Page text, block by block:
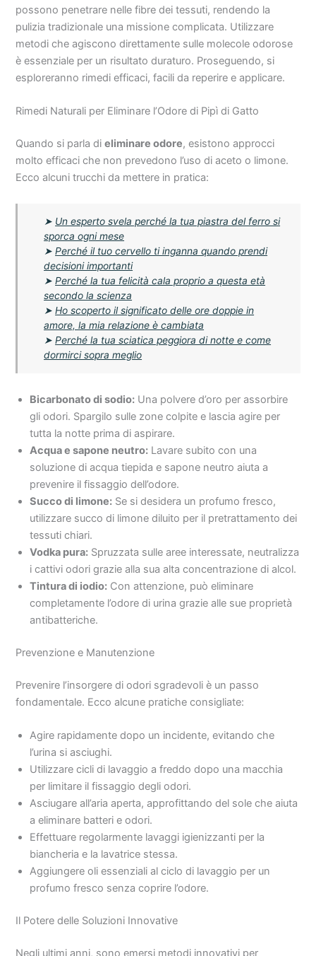
possono penetrare nelle fibre dei tessuti, rendendo la
pulizia tradizionale una missione complicata. Utilizzare
metodi che agiscono direttamente sulle molecole odorose
è essenziale per un risultato duraturo. Proseguendo, si
esploreranno rimedi efficaci, facili da reperire e applicare.
Rimedi Naturali per Eliminare l’Odore di Pipì di Gatto
Quando si parla dieliminare odore, esistono approcci
molto efficaci che non prevedono l’uso di aceto o limone.
Ecco alcuni trucchi da mettere in pratica:
➤ Un esperto svela perché la tua piastra del ferro si
sporca ogni mese
➤Perché il tuo cervello ti inganna quando prendi
decisioni importanti
➤Perché la tua felicità cala proprio a questa età
secondo la scienza
➤Ho scoperto il significato delle ore doppie in
amore, la mia relazione è cambiata
➤Perché la tua sciatica peggiora di notte e come
dormirci sopra meglio
Bicarbonato di sodio: Una polvere d’oro per assorbire
gli odori. Spargilo sulle zone colpite e lascia agire per
tutta la notte prima di aspirare.
Acqua e sapone neutro: Lavare subito con una
soluzione di acqua tiepida e sapone neutro aiuta a
prevenire il fissaggio dell’odore.
Succo di limone: Se si desidera un profumo fresco,
utilizzare succo di limone diluito per il pretrattamento dei
tessuti chiari.
Vodka pura: Spruzzata sulle aree interessate, neutralizza
i cattivi odori grazie alla sua alta concentrazione di alcol.
Tintura di iodio: Con attenzione, può eliminare
completamente l’odore di urina grazie alle sue proprietà
antibatteriche.
Prevenzione e Manutenzione
Prevenire l’insorgere di odori sgradevoli è un passo
fondamentale. Ecco alcune pratiche consigliate:
Agire rapidamente dopo un incidente, evitando che
l’urina si asciughi.
Utilizzare cicli di lavaggio a freddo dopo una macchia
per limitare il fissaggio degli odori.
Asciugare all’aria aperta, approfittando del sole che aiuta
a eliminare batteri e odori.
Effettuare regolarmente lavaggi igienizzanti per la
biancheria e la lavatrice stessa.
Aggiungere oli essenziali al ciclo di lavaggio per un
profumo fresco senza coprire l’odore.
Il Potere delle Soluzioni Innovative
Negli ultimi anni, sono emersi metodi innovativi per